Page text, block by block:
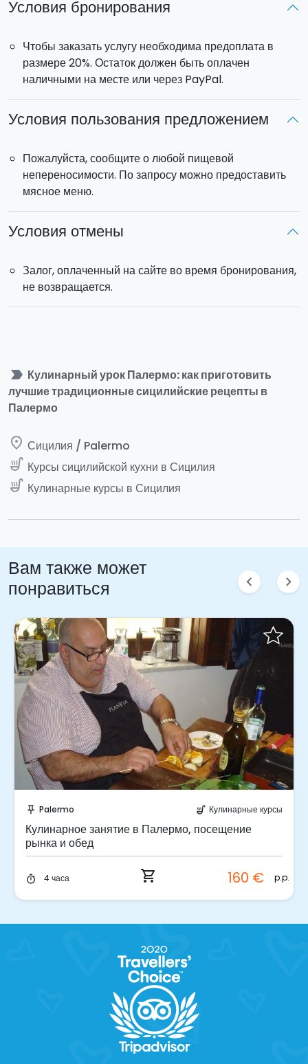
Условия бронирования
Чтобы заказать услугу необходима предоплата в
размере 20%. Остаток должен быть оплачен
наличными на месте или через PayPal.
Условия пользования предложением
Пожалуйста, сообщите о любой пищевой
непереносимости. По запросу можно предоставить
мясное меню.
Условия отмены
Залог, оплаченный на сайте во время бронирования,
не возвращается.
label_important Кулинарный урок Палермо: как приготовить
лучшие традиционные сицилийские рецепты в
Палермо
place Сицилия / Palermo
soup_kitchen Курсы сицилийской кухни в Сицилия
soup_kitchen Кулинарные курсы в Сицилия
Вам также может
понравиться
chevron_left chevron_right
push_pin Palermo soup_kitchen Кулинарные курсы
Кулинарное занятие в Палермо, посещение
рынка и обед
timer 4 часа shopping_cart 160 € p.p.